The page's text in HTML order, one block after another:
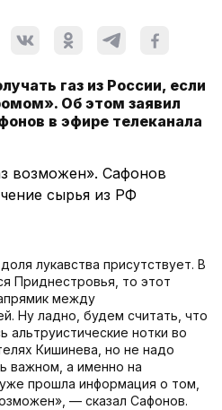
газ из России, если
Об этом заявил
в эфире телеканала
лукавства присутствует. В
Приднестровья, то этот
между
Ну ладно, будем считать, что
альтруистические нотки во
Кишинева, но не надо
важном, а именно на
прошла информация о том,
— сказал Сафонов.